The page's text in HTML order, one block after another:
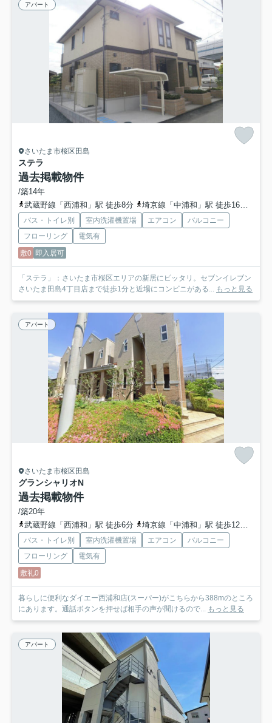
アパート
さいたま市桜区田島
ステラ
過去掲載物件
/築14年
武蔵野線「西浦和」駅 徒歩8分
埼京線「中浦和」駅 徒歩16分
バス・トイレ別 室内洗濯機置場 エアコン
バルコニー
フローリング
電気有
敷0 即入居可
「ステラ」：さいたま市桜区エリアの新居にピッタリ。セブンイレブン
さいたま田島4丁目店まで徒歩1分と近場にコンビニがある... もっと見る
アパート
さいたま市桜区田島
グランシャリオN
過去掲載物件
/築20年
武蔵野線「西浦和」駅 徒歩6分
埼京線「中浦和」駅 徒歩12分
バス・トイレ別 室内洗濯機置場 エアコン
バルコニー
フローリング
電気有
敷礼0
暮らしに便利なダイエー西浦和店(スーパー)がこちらから388mのところ
にあります。通話ボタンを押せば相手の声が聞けるので... もっと見る
アパート